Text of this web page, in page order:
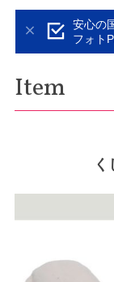
安心の
フォト
Item